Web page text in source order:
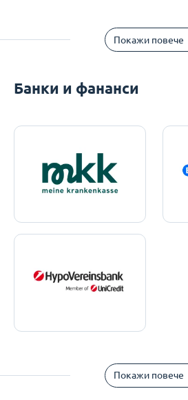
Покажи повече
Банки и фананси
Покажи повече